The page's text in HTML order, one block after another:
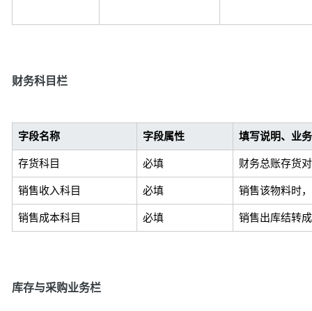
财务科目栏
字段名称 字段属性 填写说明、业
存货科目 必填 财务总账存货
销售收入科目 必填 销售该物料时
销售成本科目 必填 销售出库结转
库存与采购业务栏